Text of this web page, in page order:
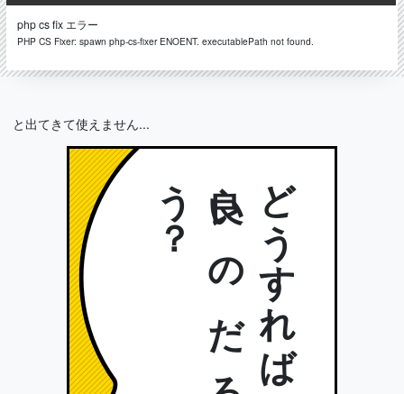
php cs fix エラー
PHP CS Fixer: spawn php-cs-fixer ENOENT. executablePath not found.
と出てきて使えません...
どうすれば
良
い
の
だ
ろ
う
？